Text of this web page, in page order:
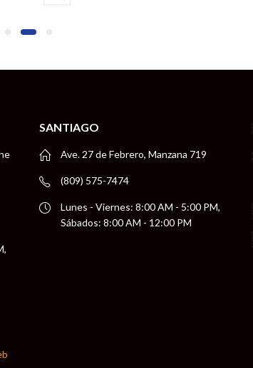
SANTIAGO
Ave. 27 de Febrero, Manzana 719
(809) 575-7474
Lunes - Viernes: 8:00 AM - 5:00 PM,
Sábados: 8:00 AM - 12:00 PM